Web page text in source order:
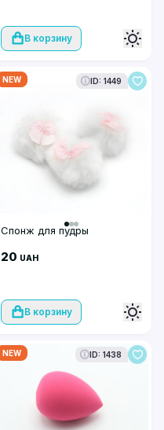
В корзину
NEW ID: 1449
Спонж для пудры
20 UAH
В корзину
NEW ID: 1438